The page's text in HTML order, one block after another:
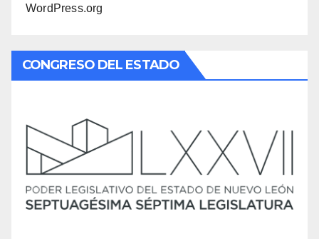
WordPress.org
CONGRESO DEL ESTADO